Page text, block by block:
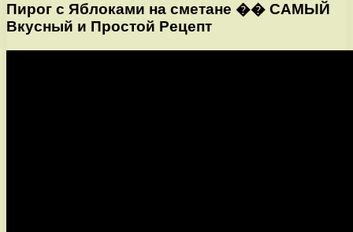
Пирог с Яблоками на сметане �� САМЫЙ
Вкусный и Простой Рецепт